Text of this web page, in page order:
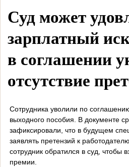
Суд может
зарплатный
в соглашении
отсутствие
Сотрудника уволили по
выходного пособия. В документе
зафиксировали, что в будущем
заявлять претензий к
сотрудник обратился в суд, чтобы
премии.